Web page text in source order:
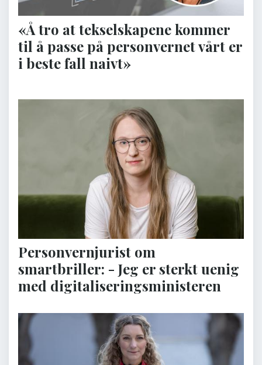
«Å tro at tekselskapene kommer
til å passe på personvernet vårt er
i beste fall naivt»
Personvernjurist om
smartbriller: - Jeg er sterkt uenig
med digitaliseringsministeren